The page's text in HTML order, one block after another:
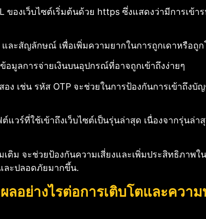
ของเว็บไซต์เริ่มต้นด้วย https ซึ่งแสดงว่ามีการเข้า
ละสัญลักษณ์ เพื่อเพิ่มความยากในการถูกเดาหรือถู
อมูลการจ่ายเงินบนอุปกรณ์ที่อาจถูกเข้าถึงง่ายๆ
เช่น รหัส OTP จะช่วยในการป้องกันการเข้าถึงบั
แวร์ที่ใช้เข้าถึงเว็บไซต์เป็นรุ่นล่าสุด เนื่องจากรุ่นล่
ติม จะช่วยป้องกันความเสี่ยงและเพิ่มประสิทธิภาพ
ละปลอดภัยมากขึ้น.
ลอย่างไรต่อการเติบโตและควา